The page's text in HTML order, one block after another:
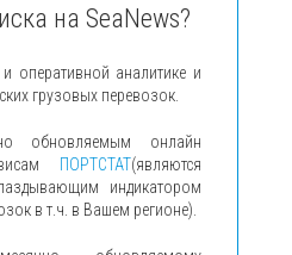
на SeaNews?
оперативной аналитике и
грузовых перевозок.
обновляемым онлайн
ПОРТСТАТ(являются
индикатором
в т.ч. в Вашем регионе).